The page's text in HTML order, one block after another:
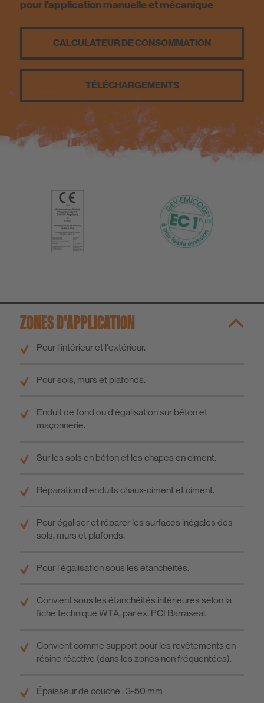
pour l'application manuelle et mécanique
CALCULATEUR DE CONSOMMATION
TÉLÉCHARGEMENTS
ZONES D'APPLICATION
Pour l'intérieur et l'extérieur.
Pour sols, murs et plafonds.
Enduit de fond ou d'égalisation sur béton et
maçonnerie.
Sur les sols en béton et les chapes en ciment.
Réparation d'enduits chaux-ciment et ciment.
Pour égaliser et réparer les surfaces inégales des
sols, murs et plafonds.
Pour l'égalisation sous les étanchéités.
Convient sous les étanchéités intérieures selon la
fiche technique WTA, par ex. PCI Barraseal.
Convient comme support pour les revêtements en
résine réactive (dans les zones non fréquentées).
Épaisseur de couche : 3-50 mm